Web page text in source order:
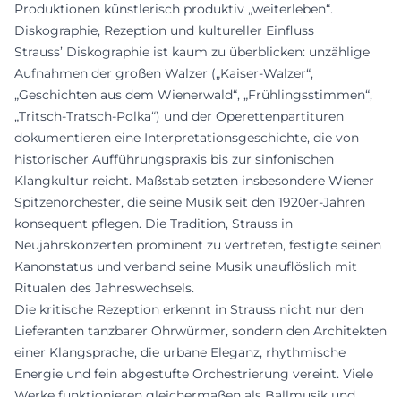
Produktionen künstlerisch produktiv „weiterleben“.
Diskographie, Rezeption und kultureller Einfluss
Strauss’ Diskographie ist kaum zu überblicken: unzählige
Aufnahmen der großen Walzer („Kaiser-Walzer“,
„Geschichten aus dem Wienerwald“, „Frühlingsstimmen“,
„Tritsch-Tratsch-Polka“) und der Operettenpartituren
dokumentieren eine Interpretationsgeschichte, die von
historischer Aufführungspraxis bis zur sinfonischen
Klangkultur reicht. Maßstab setzten insbesondere Wiener
Spitzenorchester, die seine Musik seit den 1920er-Jahren
konsequent pflegen. Die Tradition, Strauss in
Neujahrskonzerten prominent zu vertreten, festigte seinen
Kanonstatus und verband seine Musik unauflöslich mit
Ritualen des Jahreswechsels.
Die kritische Rezeption erkennt in Strauss nicht nur den
Lieferanten tanzbarer Ohrwürmer, sondern den Architekten
einer Klangsprache, die urbane Eleganz, rhythmische
Energie und fein abgestufte Orchestrierung vereint. Viele